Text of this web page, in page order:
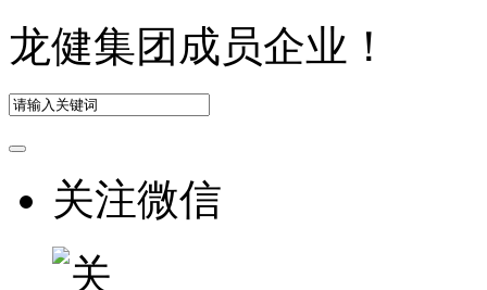
龙健集团成员企业！
关注微信